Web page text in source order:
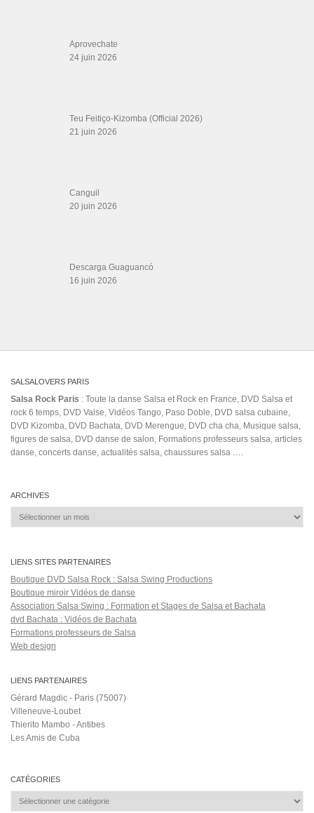
Aprovechate
24 juin 2026
Teu Feitiço-Kizomba (Official 2026)
21 juin 2026
Canguil
20 juin 2026
Descarga Guaguancó
16 juin 2026
SALSALOVERS PARIS
Salsa Rock Paris : Toute la danse Salsa et Rock en France, DVD Salsa et
rock 6 temps, DVD Valse, Vidéos Tango, Paso Doble, DVD salsa cubaine,
DVD Kizomba, DVD Bachata, DVD Merengue, DVD cha cha, Musique salsa,
figures de salsa, DVD danse de salon, Formations professeurs salsa, articles
danse, concerts danse, actualités salsa, chaussures salsa ….
ARCHIVES
Archives
LIENS SITES PARTENAIRES
Boutique DVD Salsa Rock : Salsa Swing Productions
Boutique miroir Vidéos de danse
Association Salsa Swing : Formation et Stages de Salsa et Bachata
dvd Bachata : Vidéos de Bachata
Formations professeurs de Salsa
Web design
LIENS PARTENAIRES
Gérard Magdic - Paris (75007)
Villeneuve-Loubet
Thierito Mambo - Antibes
Les Amis de Cuba
CATÉGORIES
Catégories